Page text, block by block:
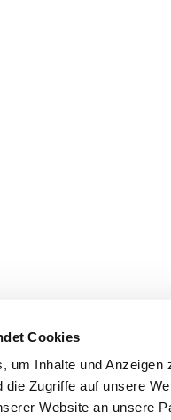
Cookies
um Inhalte und
die Zugriffe auf unsere
Website an unsere